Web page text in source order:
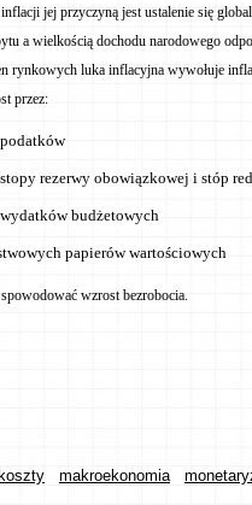
jej przyczyną jest ustalenie się
a wielkością dochodu narodowego
rynkowych luka inflacyjna wywołuje
przez:
rezerwy obowiązkowej i stóp
budżetowych
papierów wartościowych
wzrost bezrobocia.
koszty makroekonomia